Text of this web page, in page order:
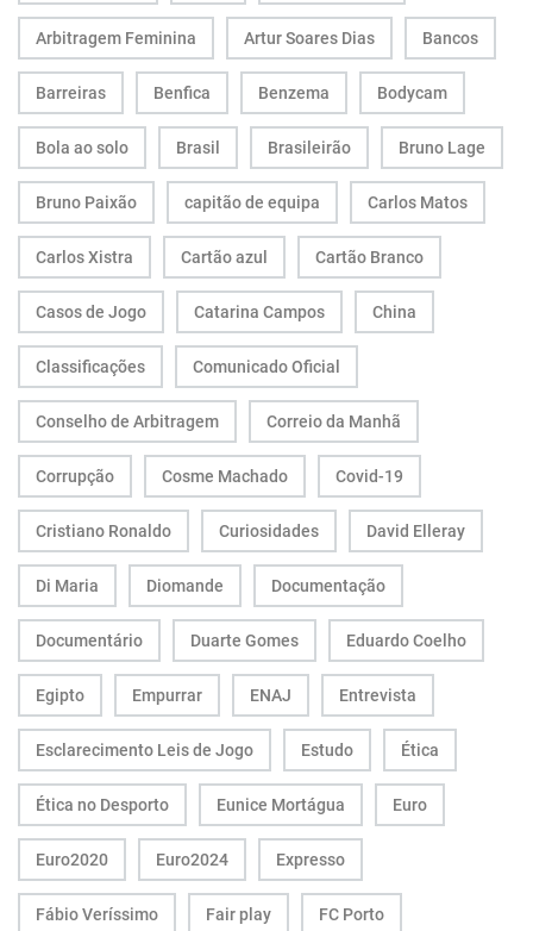
Arbitragem Feminina Artur Soares Dias Bancos
Barreiras Benfica Benzema Bodycam
Bola ao solo Brasil Brasileirão Bruno Lage
Bruno Paixão capitão de equipa Carlos Matos
Carlos Xistra Cartão azul Cartão Branco
Casos de Jogo Catarina Campos China
Classificações Comunicado Oficial
Conselho de Arbitragem Correio da Manhã
Corrupção Cosme Machado Covid-19
Cristiano Ronaldo Curiosidades David Elleray
Di Maria Diomande Documentação
Documentário Duarte Gomes Eduardo Coelho
Egipto Empurrar ENAJ Entrevista
Esclarecimento Leis de Jogo Estudo Ética
Ética no Desporto Eunice Mortágua Euro
Euro2020 Euro2024 Expresso
Fábio Veríssimo Fair play FC Porto